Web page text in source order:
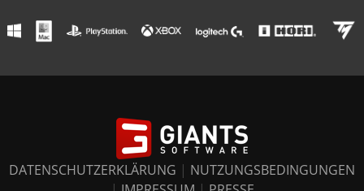
DATENSCHUTZERKLÄRUNG | NUTZUNGSBEDINGUNGEN